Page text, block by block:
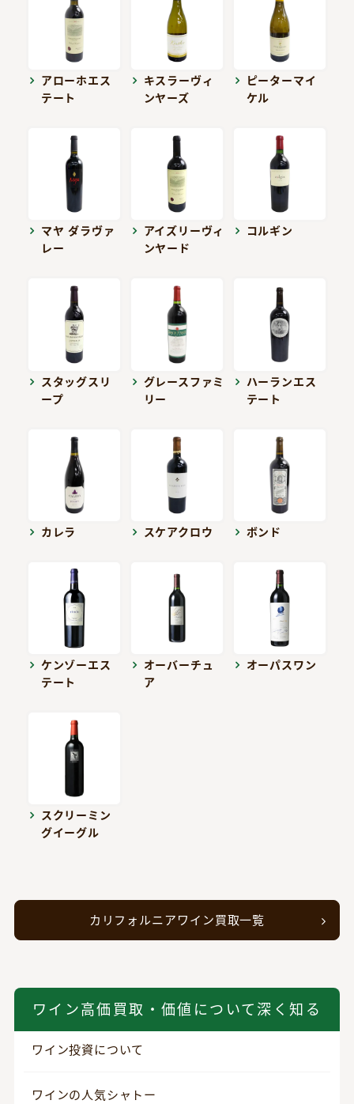
アローホエス
テート
キスラーヴィ
ンヤーズ
ピーターマイ
ケル
マヤ ダラヴァ
レー
アイズリーヴィ
ンヤード
コルギン
スタッグスリ
ープ
グレースファミ
リー
ハーランエス
テート
カレラ スケアクロウ ボンド
ケンゾーエス
テート
オーバーチュ
ア
オーパスワン
スクリーミン
グイーグル
カリフォルニアワイン買取一覧
ワイン高価買取・価値について深く知る
ワイン投資について
ワインの人気シャトー